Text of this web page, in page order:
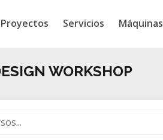
Proyectos Servicios Máquinas
WORKSHOP